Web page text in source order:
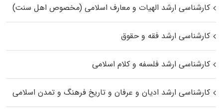
کارشناسی ارشد الهیات و معارف اسلامی (مخصوص اهل سنت)
کارشناسی ارشد فقه و حقوق
کارشناسی ارشد فلسفه و کلام اسلامی
کارشناسی ارشد ادیان و عرفان و تاریخ فرهنگ و تمدن اسلامی